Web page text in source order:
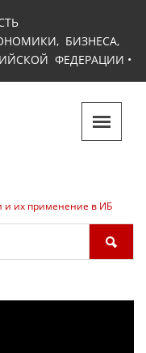
БИЗНЕСА,
ФЕДЕРАЦИИ •
и их применение в ИБ